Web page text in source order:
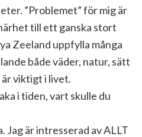
”Problemet” för mig är
till ett ganska stort
Zeeland uppfylla många
både väder, natur, sätt
viktigt i livet.
i tiden, vart skulle du
är intresserad av ALLT